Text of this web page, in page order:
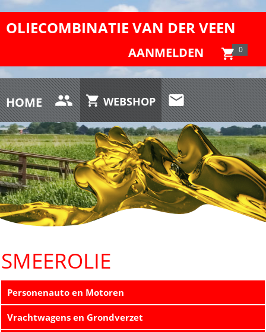
OLIECOMBINATIE VAN DER VEEN
0
AANMELDEN
HOME WEBSHOP
SMEEROLIE
Personenauto en Motoren
Vrachtwagens en Grondverzet